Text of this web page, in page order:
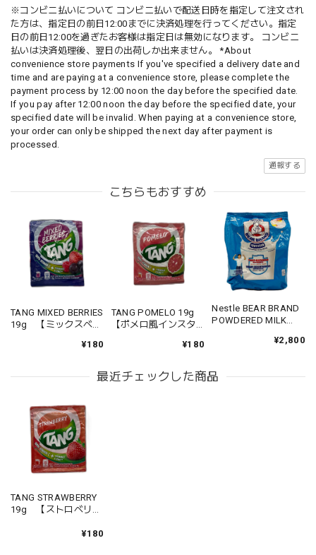
※コンビニ払いについて コンビニ払いで配送日時を指定して注文され
た方は、指定日の前日12:00までに決済処理を行ってください。指定
日の前日12:00を過ぎたお客様は指定日は無効になります。 コンビニ
払いは決済処理後、翌日の出荷しか出来ません。 *About
convenience store payments If you've specified a delivery date and
time and are paying at a convenience store, please complete the
payment process by 12:00 noon the day before the specified date.
If you pay after 12:00 noon the day before the specified date, your
specified date will be invalid. When paying at a convenience store,
your order can only be shipped the next day after payment is
processed.
通報する
こちらもおすすめ
TANG MIXED BERRIES
19g 【ミックスベリ
¥180
TANG POMELO 19g
【ポメロ風インスタ
¥180
Nestle BEAR BRAND
POWDERED MILK
ブランドパウダーミ
¥2,800
最近チェックした商品
TANG STRAWBERRY
19g 【ストロベリー
¥180